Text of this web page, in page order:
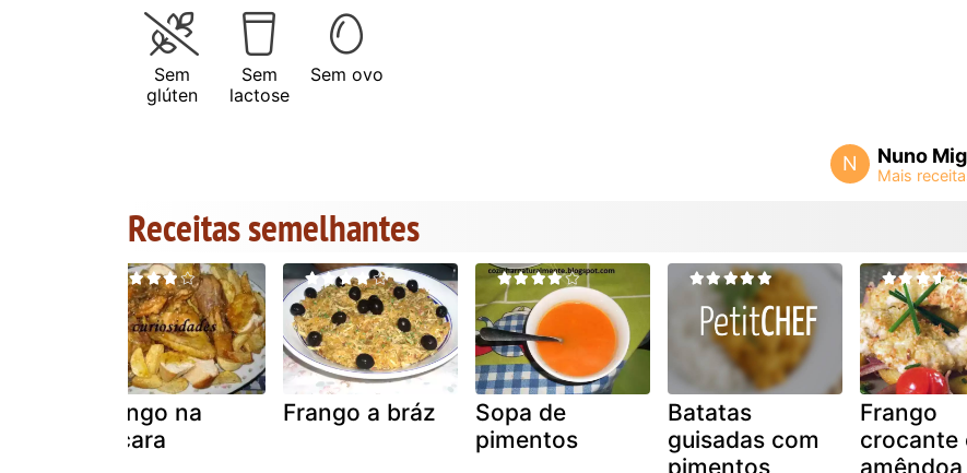
Sem
glúten
Sem
lactose
Sem ovo
N Nuno
Receitas semelhantes
Frango na
púcara
Frango a bráz
Sopa de
pimentos
Batatas
guisadas com
pimentos
Frango
crocante
amêndoa